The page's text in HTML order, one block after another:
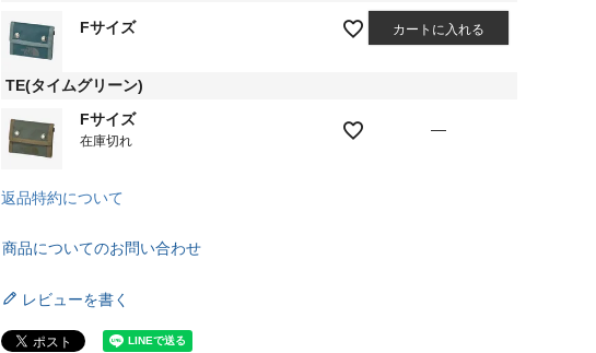
Fサイズ カートに入れる
TE(タイムグリーン)
Fサイズ
在庫切れ
—
返品特約について
商品についてのお問い合わせ
レビューを書く